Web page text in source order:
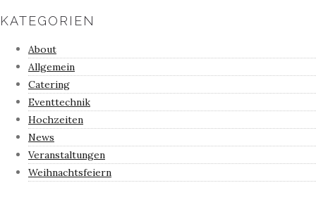
KATEGORIEN
About
Allgemein
Catering
Eventtechnik
Hochzeiten
News
Veranstaltungen
Weihnachtsfeiern